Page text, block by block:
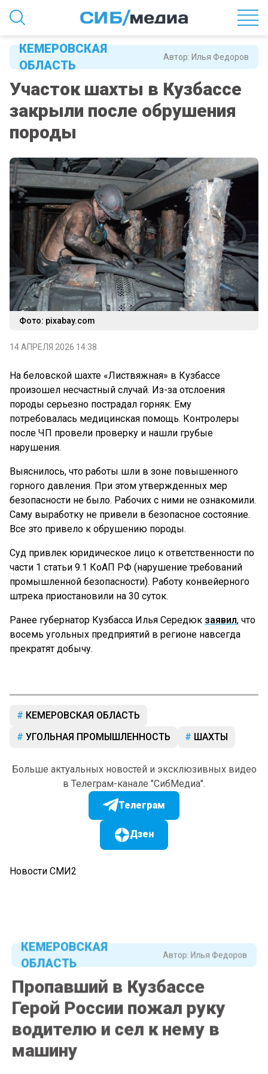
Автор: Илья Федоров
КЕМЕРОВСКАЯ
ОБЛАСТЬ
Участок шахты в Кузбассе
закрыли после обрушения
породы
Фото: pixabay.com
14 АПРЕЛЯ 2026 14:38
На беловской шахте «Листвяжная» в Кузбассе
произошел несчастный случай. Из-за отслоения
породы серьезно пострадал горняк. Ему
потребовалась медицинская помощь. Контролеры
после ЧП провели проверку и нашли грубые
нарушения.
Выяснилось, что работы шли в зоне повышенного
горного давления. При этом утвержденных мер
безопасности не было. Рабочих с ними не ознакомили.
Саму выработку не привели в безопасное состояние.
Все это привело к обрушению породы.
Суд привлек юридическое лицо к ответственности по
части 1 статьи 9.1 КоАП РФ (нарушение требований
промышленной безопасности). Работу конвейерного
штрека приостановили на 30 суток.
Ранее губернатор Кузбасса Илья Середюк заявил, что
восемь угольных предприятий в регионе навсегда
прекратят добычу.
КЕМЕРОВСКАЯ ОБЛАСТЬ
УГОЛЬНАЯ ПРОМЫШЛЕННОСТЬ
ШАХТЫ
Больше актуальных новостей и эксклюзивных видео
в Телеграм-канале "СибМедиа".
Телеграм
Дзен
Новости СМИ2
КЕМЕРОВСКАЯ
ОБЛАСТЬ
Пропавший в Кузбассе
Герой России пожал руку
водителю и сел к нему в
машину